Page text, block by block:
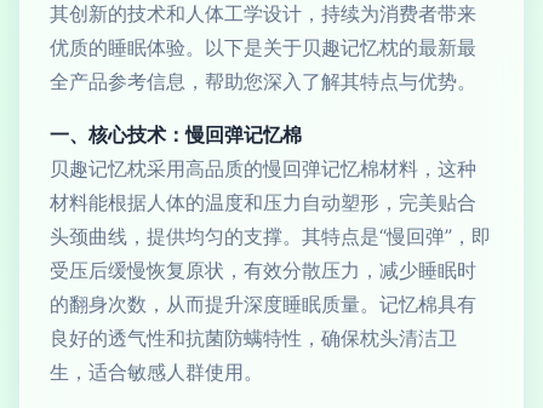
其创新的技术和人体工学设计，持续为消费者带来
优质的睡眠体验。以下是关于贝趣记忆枕的最新最
全产品参考信息，帮助您深入了解其特点与优势。
一、核心技术：慢回弹记忆棉
贝趣记忆枕采用高品质的慢回弹记忆棉材料，这种
材料能根据人体的温度和压力自动塑形，完美贴合
头颈曲线，提供均匀的支撑。其特点是“慢回弹”，即
受压后缓慢恢复原状，有效分散压力，减少睡眠时
的翻身次数，从而提升深度睡眠质量。记忆棉具有
良好的透气性和抗菌防螨特性，确保枕头清洁卫
生，适合敏感人群使用。